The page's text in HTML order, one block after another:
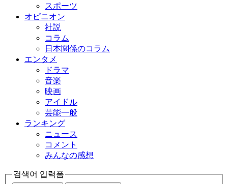
スポーツ
オピニオン
社説
コラム
日本関係のコラム
エンタメ
ドラマ
音楽
映画
アイドル
芸能一般
ランキング
ニュース
コメント
みんなの感想
검색어 입력폼